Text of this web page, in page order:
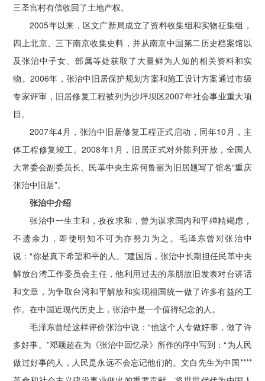
三圣宫村有偿收回了土地产权。
2005年以来，区文广新局成立了资料收集组和实物征集组，
四上北京、三下南京收集史料，并从南京中国第二历史档案馆以
及张治中子女、部属等处获取了大量鲜为人知的相关资料和实
物。2006年，张治中旧居保护规划方案和施工设计方案通过市级
专家评审，旧居修复工程被列为沙坪坝区2007年社会事业重大项
目。
2007年4月，张治中旧居修复工程正式启动，同年10月，主
体工程修复竣工。2008年1月，旧居正式对外陈列开放，全国人
大常委会副委员长、民革中央主席何鲁丽为旧居题写了馆名“重庆
张治中旧居”。
张治中介绍
张治中一生主和，孜孜求和，曾为谋求国内和平殚精竭虑，
不遗余力，即使明知不可为亦努力为之。毛泽东曾对张治中
说：“你是真下希望和平的人。”建国后，张治中长期担任民革中央
解放台湾工作委员会主任，他利用过去的亲朋故旧发表对台讲话
和文章，为争取台湾和平解放和实现祖国统一做了许多有益的工
作。在中国近现代历史上，张治中是一个值得纪念的人。
毛泽东曾经这样评价张治中说：“他这个人专做好事，做了许
多好事。”邓颖超在为《张治中回忆录》所作的序中写到：“为人民
做过好事的人，人民是永远不会忘记他们的。文白先生为中国****